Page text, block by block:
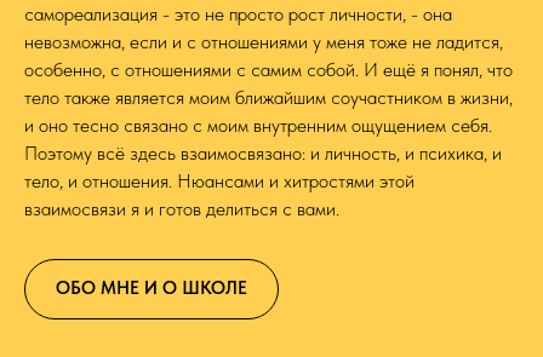
самореализация - это не просто рост личности, - она
невозможна, если и с отношениями у меня тоже не ладится,
особенно, с отношениями с самим собой. И ещё я понял, что
тело также является моим ближайшим соучастником в жизни,
и оно тесно связано с моим внутренним ощущением себя.
Поэтому всё здесь взаимосвязано: и личность, и психика, и
тело, и отношения. Нюансами и хитростями этой
взаимосвязи я и готов делиться с вами.
ОБО МНЕ И О ШКОЛЕ